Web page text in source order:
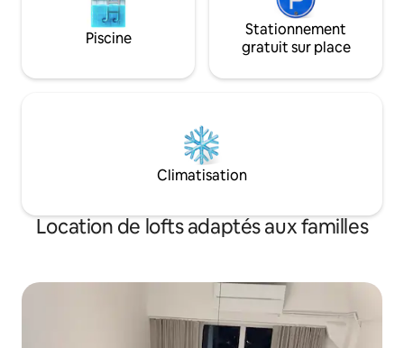
Piscine
Stationnement
gratuit sur place
Climatisation
Location de lofts adaptés aux familles